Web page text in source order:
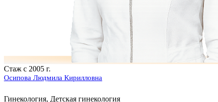
Стаж с 2005 г.
Осипова Людмила Кирилловна
Гинекология, Детская гинекология